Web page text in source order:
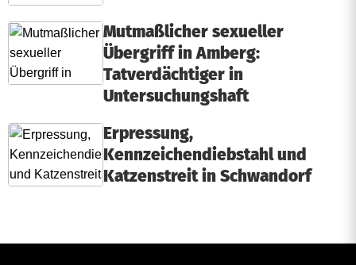
Mutmaßlicher sexueller
Übergriff in Amberg:
Tatverdächtiger in
Untersuchungshaft
Erpressung,
Kennzeichendiebstahl und
Katzenstreit in Schwandorf